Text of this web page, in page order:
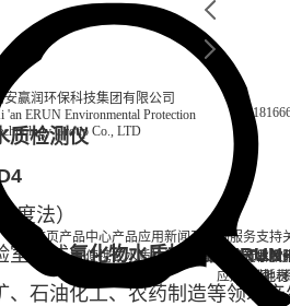
安赢润环保科技集团有限公司
'an ERUN Environmental Protection
Group Co., LTD
首页产品中心
便携式水质检测仪
实验室台式水质
试剂耗材
产品应用
循环冷却水饮
地
新闻及案例
企业资讯行业资
应用案例
服务支持
售后
质检测仪
度法）
室台式氰化物水质检测仪
、石油化工、农药制造等领域